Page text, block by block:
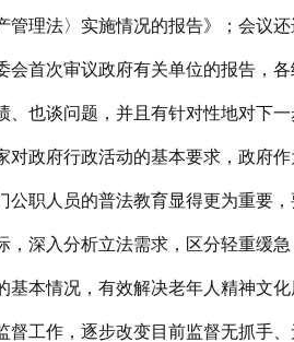
理法〉实施情况的报告》；会议还
首次审议政府有关单位的报告，
也谈问题，并且有针对性地对下
政府行政活动的基本要求，政府
职人员的普法教育显得更为重要
深入分析立法需求，区分轻重缓
本情况，有效解决老年人精神文
工作，逐步改变目前监督无抓手